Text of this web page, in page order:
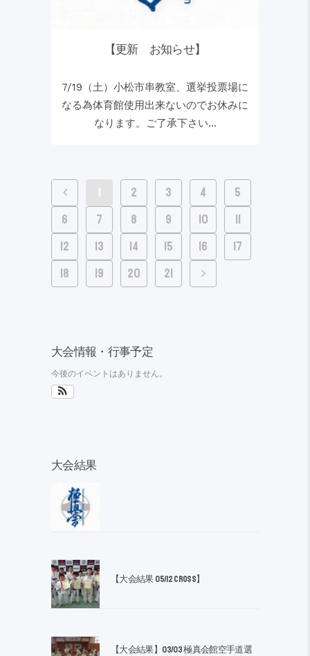
【更新 お知らせ】
7/19（土）小松市串教室、選挙投票場に
なる為体育館使用出来ないのでお休みに
なります。ご了承下さい...
1 2 3 4
5
6
7 8 9 10
11
12
13 14 15 16
17
18
19 20 21
大会情報・行事予定
今後のイベントはありません。
大会結果
【大会結果 05/12 CROSS】
【大会結果】03/03 極真会館空手道選